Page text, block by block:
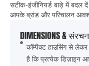
सटीक-इंजीनियर्ड बाड़े में बदल
आपके ब्रांड और परिचालन
DIMENSIONS &
कॉम्पैक्ट हाउसिंग से
है कि प्रत्येक डिज़ाइन